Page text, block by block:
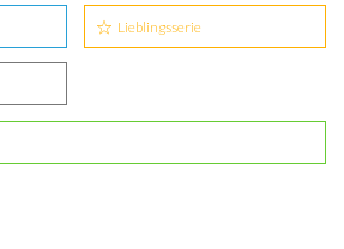
Lieblingsserie